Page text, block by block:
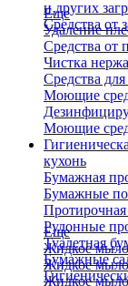
и других
Средства от
Еще
Удаление
Средства от
Чистка
Средства
Моющие
Моющие
кухонь
Бумажная
Бумажные
Протирочная
Рулонные
Туалетная
Бумажные
Еще
Жидкое
Жидкое мыло
Жидкое